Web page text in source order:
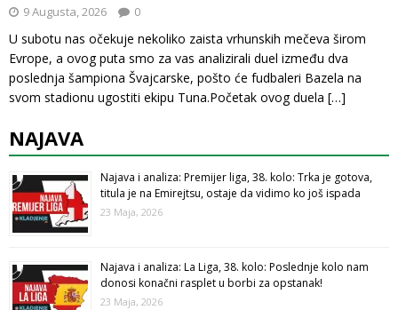
9 Augusta, 2026 0
U subotu nas očekuje nekoliko zaista vrhunskih mečeva širom
Evrope, a ovog puta smo za vas analizirali duel između dva
poslednja šampiona Švajcarske, pošto će fudbaleri Bazela na
svom stadionu ugostiti ekipu Tuna.Početak ovog duela […]
NAJAVA
Najava i analiza: Premijer liga, 38. kolo: Trka je gotova,
titula je na Emirejtsu, ostaje da vidimo ko još ispada
23 Maja, 2026
Najava i analiza: La Liga, 38. kolo: Poslednje kolo nam
donosi konačni rasplet u borbi za opstanak!
23 Maja, 2026